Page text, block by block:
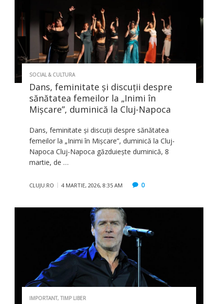
SOCIAL & CULTURA
Dans, feminitate și discuții despre
sănătatea femeilor la „Inimi în
Mișcare”, duminică la Cluj-Napoca
Dans, feminitate și discuții despre sănătatea
femeilor la „Inimi în Mișcare”, duminică la Cluj-
Napoca Cluj-Napoca găzduiește duminică, 8
martie, de …
CLUJU.RO 4 MARTIE, 2026, 8:35 AM 0
IMPORTANT, TIMP LIBER